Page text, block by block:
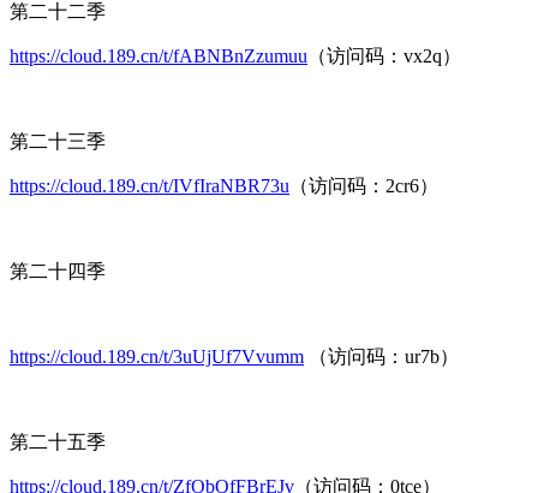
第二十二季
https://cloud.189.cn/t/fABNBnZzumuu （访问码：vx2q）
第二十三季
https://cloud.189.cn/t/IVfIraNBR73u （访问码：2cr6）
第二十四季
https://cloud.189.cn/t/3uUjUf7Vvumm （访问码：ur7b）
第二十五季
https://cloud.189.cn/t/ZfQbQfFBrEJv （访问码：0tce）